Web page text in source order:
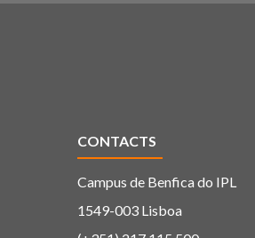
CONTACTS
Campus de Benfica do IPL
1549-003 Lisboa